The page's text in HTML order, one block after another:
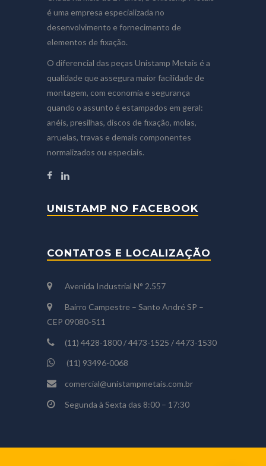
é uma empresa especializada no
desenvolvimento e fornecimento de
elementos de fixação.
O diferencial das peças Unistamp Metais é a
qualidade que assegura maior facilidade de
montagem, com economia e segurança
quando o assunto é estampados em geral:
anéis, presilhas, discos de fixação, molas,
arruelas, travas e demais componentes
normalizados ou especiais.
UNISTAMP NO FACEBOOK
CONTATOS E LOCALIZAÇÃO
Avenida Industrial N° 2.557
Bairro Campestre – Santo André SP –
CEP 09080-511
(11) 4428-1800 / 4473-1525 / 4473-1530
(11) 93496-0068
comercial@unistampmetais.com.br
Segunda à Sexta das 8:00 – 17:30